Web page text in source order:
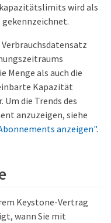
wird als
Menge als auch die
Kapazität
die Trends des
anzuzeigen, siehe
anzeigen".
Keystone-Vertrag
wann Sie mit